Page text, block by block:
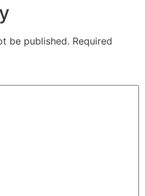
be published. Required